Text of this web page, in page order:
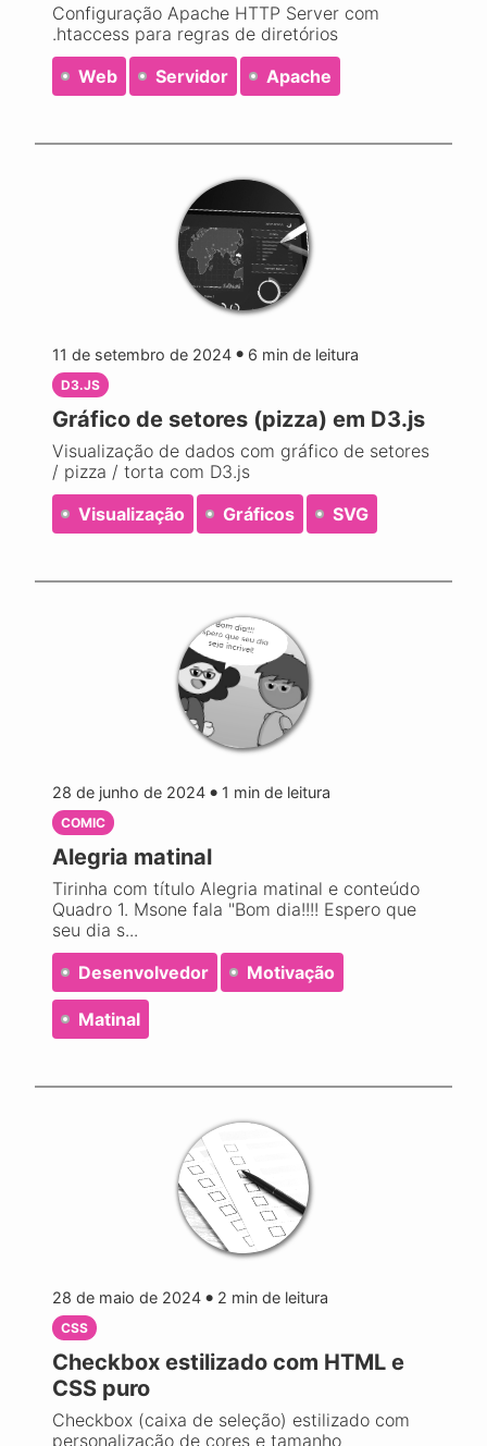
Configuração Apache HTTP Server com
.htaccess para regras de diretórios
Web
Servidor Apache
11 de setembro de 2024 ● 6 min de leitura
D3.JS
Gráfico de setores (pizza) em D3.js
Visualização de dados com gráfico de setores
/ pizza / torta com D3.js
Visualização
Gráficos SVG
28 de junho de 2024 ● 1 min de leitura
COMIC
Alegria matinal
Tirinha com título Alegria matinal e conteúdo
Quadro 1. Msone fala "Bom dia!!!! Espero que
seu dia s...
Desenvolvedor
Motivação
Matinal
28 de maio de 2024 ● 2 min de leitura
CSS
Checkbox estilizado com HTML e
CSS puro
Checkbox (caixa de seleção) estilizado com
personalização de cores e tamanho